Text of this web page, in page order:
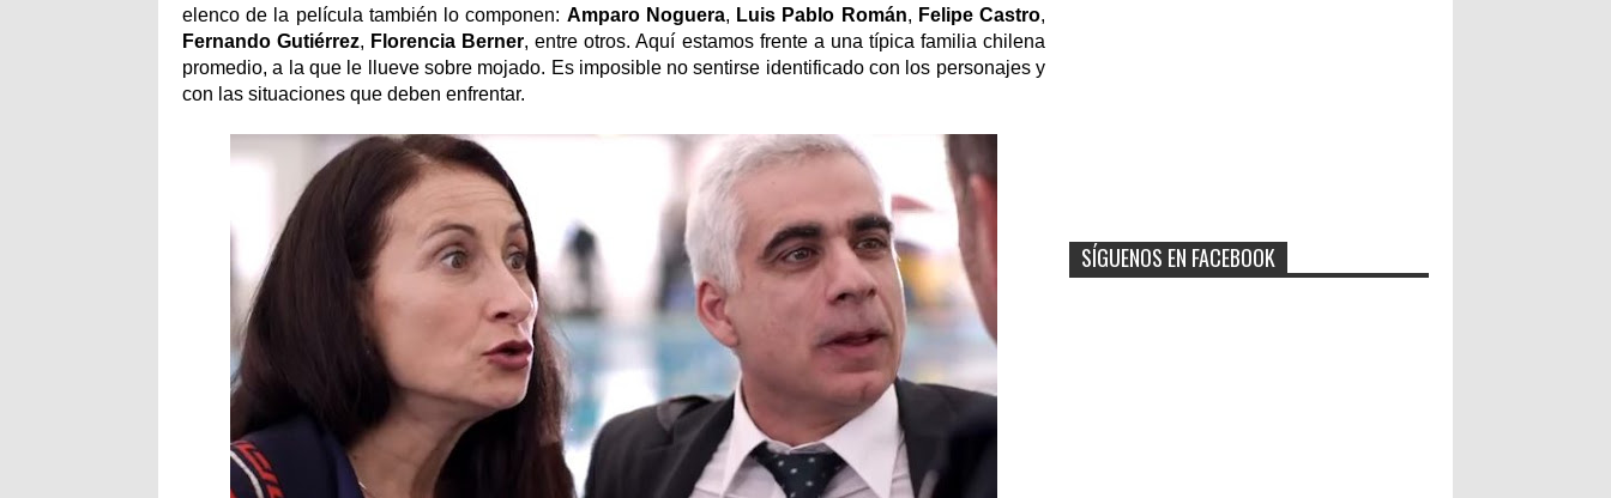
elenco de la película también lo componen: Amparo Noguera, Luis Pablo Román, Felipe Castro,
Fernando Gutiérrez, Florencia Berner, entre otros. Aquí estamos frente a una típica familia chilena
promedio, a la que le llueve sobre mojado. Es imposible no sentirse identificado con los personajes y
con las situaciones que deben enfrentar.
SÍGUENOS EN FACEBOOK